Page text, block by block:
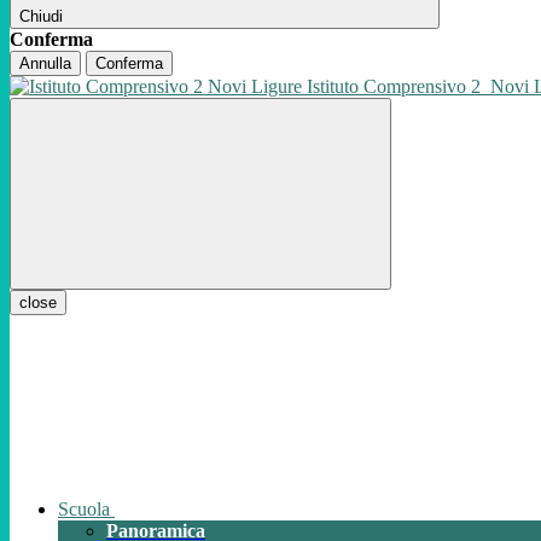
Chiudi
Conferma
Annulla Conferma
Istituto Comprensivo 2 Novi
close
Scuola
Panoramica